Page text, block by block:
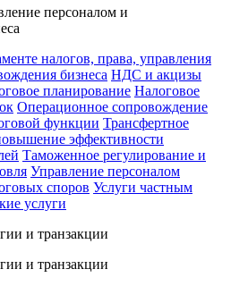
персоналом и
налогов, права, управления
бизнеса НДС и акцизы
планирование Налоговое
Операционное сопровождение
функции Трансфертное
эффективности
Таможенное регулирование и
Управление персоналом
споров Услуги частным
услуги
и транзакции
и транзакции